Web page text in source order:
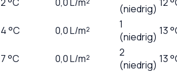
(niedrig)
°C 0,0L/m²
1
(niedrig) 13
°C 0,0L/m²
2
(niedrig) 13